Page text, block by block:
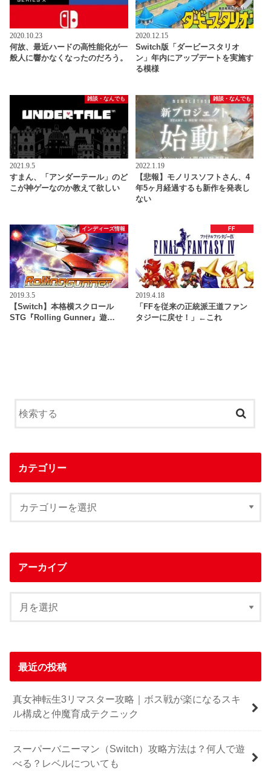
2020.10.23
何故、最近ハードの高性能化が一
般人に響かなくなったのだろう。
2020.12.15
Switch版「ダービースタリオ
ン」年内にアップデートを実施す
る模様
雑談・なんでも
2021.9.5
すまん、「アンダーテール」のど
こが神ゲーなのか教えて欲しい
雑談・なんでも
2022.1.19
【悲報】モノリスソフトさん、4
年5ヶ月経過するも新作を発表し
ない
インディーズ情報
2019.3.5
【Switch】本格横スクロール
STG『Rolling Gunner』遊…
FF
2019.4.18
「FFを従来の正統派王道ファン
タジーに戻せ！」←これ
カテゴリー
アーカイブ
最近の投稿
真女神転生3リマスター攻略｜ボス戦が楽になるスキ
ル構成と仲魔育成テクニック
スーパーバニーマン（Switch）攻略方法は？何人で遊
べる？レベルについても